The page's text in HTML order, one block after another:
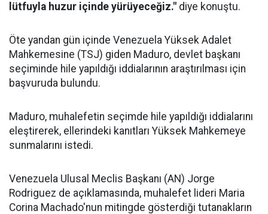
lütfuyla huzur içinde yürüyeceğiz." diye konuştu.
Öte yandan gün içinde Venezuela Yüksek Adalet
Mahkemesine (TSJ) giden Maduro, devlet başkanı
seçiminde hile yapıldığı iddialarının araştırılması için
başvuruda bulundu.
Maduro, muhalefetin seçimde hile yapıldığı iddialarını
eleştirerek, ellerindeki kanıtları Yüksek Mahkemeye
sunmalarını istedi.
Venezuela Ulusal Meclis Başkanı (AN) Jorge
Rodriguez de açıklamasında, muhalefet lideri Maria
Corina Machado'nun mitingde gösterdiği tutanakların